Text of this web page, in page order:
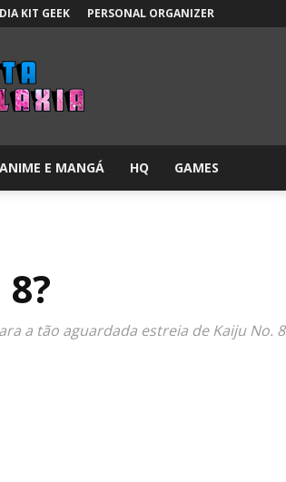
KIT GEEK PERSONAL ORGANIZER
ANIME E MANGÁ HQ GAMES
a tão aguardada estreia de Kaiju No.